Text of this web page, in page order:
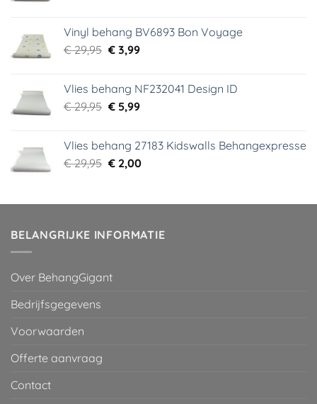
€ 44,95.€ 6,99.
Vinyl behang BV6893 Bon Voyage
€29,95 Oorspronkelijke
€ 29,95.
€3,99Huidige
€ 3,99.
Vlies behang NF232041 Design ID
€29,95 Oorspronkelijke
€ 29,95.
€5,99Huidige
€ 5,99.
Vlies behang 27183 Kidswalls Behangexpresse
€29,95 Oorspronkelijke
€ 29,95.
€2,00Huidige
€ 2,00.
BELANGRIJKE INFORMATIE
Over BehangGigant
Bedrijfsgegevens
Voorwaarden
Offerte aanvraag
Contact